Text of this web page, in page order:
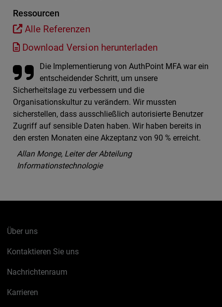
Ressourcen
Alle Referenzen
Download Version herunterladen
Die Implementierung von AuthPoint MFA war ein
entscheidender Schritt, um unsere
Sicherheitslage zu verbessern und die
Organisationskultur zu verändern. Wir mussten
sicherstellen, dass ausschließlich autorisierte Benutzer
Zugriff auf sensible Daten haben. Wir haben bereits in
den ersten Monaten eine Akzeptanz von 90 % erreicht.
Allan Monge, Leiter der Abteilung
Informationstechnologie
Über uns
Kontaktieren Sie uns
Nachrichtenraum
Karrieren